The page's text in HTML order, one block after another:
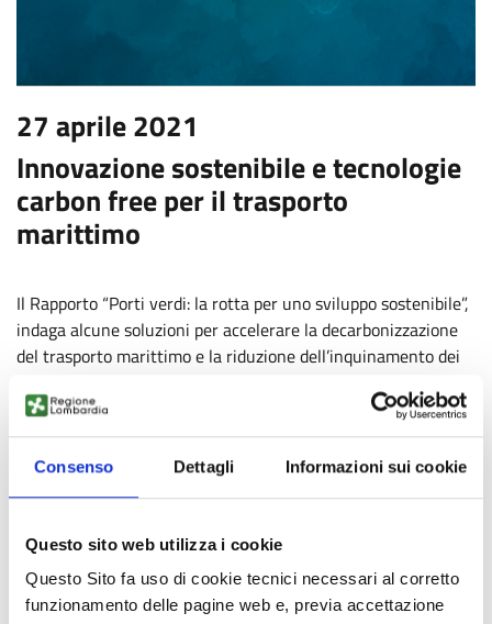
Consenso Dettagli Informazioni sui cookie
Questo sito web utilizza i cookie
Questo Sito fa uso di cookie tecnici necessari al corretto
funzionamento delle pagine web e, previa accettazione
27 aprile 2021
Innovazione sostenibile e tecnologie
carbon free per il trasporto
marittimo
Il Rapporto “Porti verdi: la rotta per uno sviluppo sostenibile”,
indaga alcune soluzioni per accelerare la decarbonizzazione
del trasporto marittimo e la riduzione dell’inquinamento dei
Il Rapporto “Porti verdi” di Legambiente e Enel X promuove
un rinnovamento virtuoso del settore portuale italiano,
indicando interventi per un approccio sistemico alla
decarbonizzazione del settore e della logistica associata. Il
ancora fortemente dipendenti dalle fonti fossili,
rappresentando il 2,5% circa delle emissioni globali di gas
serra, pari a 940 milioni di tonnellate di CO2 l’anno.